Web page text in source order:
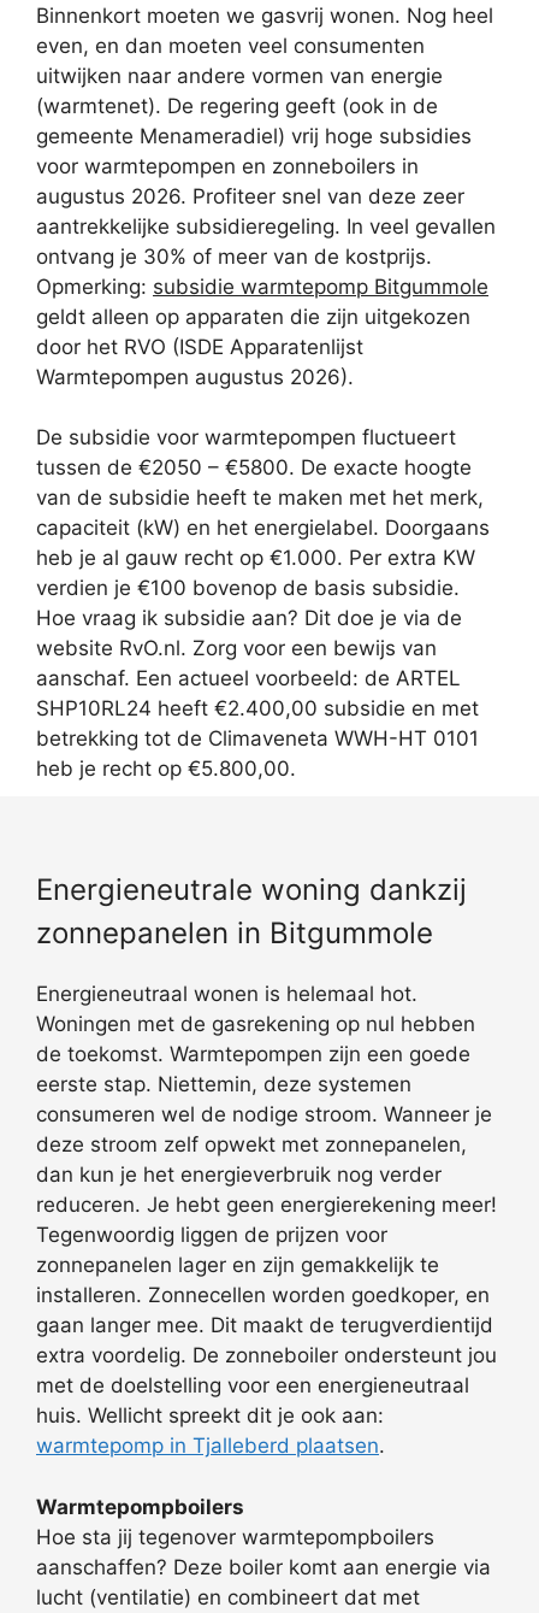
Binnenkort moeten we gasvrij wonen. Nog heel
even, en dan moeten veel consumenten
uitwijken naar andere vormen van energie
(warmtenet). De regering geeft (ook in de
gemeente Menameradiel) vrij hoge subsidies
voor warmtepompen en zonneboilers in
augustus 2026. Profiteer snel van deze zeer
aantrekkelijke subsidieregeling. In veel gevallen
ontvang je 30% of meer van de kostprijs.
Opmerking: subsidie warmtepomp Bitgummole
geldt alleen op apparaten die zijn uitgekozen
door het RVO (ISDE Apparatenlijst
Warmtepompen augustus 2026).
De subsidie voor warmtepompen fluctueert
tussen de €2050 – €5800. De exacte hoogte
van de subsidie heeft te maken met het merk,
capaciteit (kW) en het energielabel. Doorgaans
heb je al gauw recht op €1.000. Per extra KW
verdien je €100 bovenop de basis subsidie.
Hoe vraag ik subsidie aan? Dit doe je via de
website RvO.nl. Zorg voor een bewijs van
aanschaf. Een actueel voorbeeld: de ARTEL
SHP10RL24 heeft €2.400,00 subsidie en met
betrekking tot de Climaveneta WWH-HT 0101
heb je recht op €5.800,00.
Energieneutrale woning dankzij
zonnepanelen in Bitgummole
Energieneutraal wonen is helemaal hot.
Woningen met de gasrekening op nul hebben
de toekomst. Warmtepompen zijn een goede
eerste stap. Niettemin, deze systemen
consumeren wel de nodige stroom. Wanneer je
deze stroom zelf opwekt met zonnepanelen,
dan kun je het energieverbruik nog verder
reduceren. Je hebt geen energierekening meer!
Tegenwoordig liggen de prijzen voor
zonnepanelen lager en zijn gemakkelijk te
installeren. Zonnecellen worden goedkoper, en
gaan langer mee. Dit maakt de terugverdientijd
extra voordelig. De zonneboiler ondersteunt jou
met de doelstelling voor een energieneutraal
huis. Wellicht spreekt dit je ook aan:
warmtepomp in Tjalleberd plaatsen.
Warmtepompboilers
Hoe sta jij tegenover warmtepompboilers
aanschaffen? Deze boiler komt aan energie via
lucht (ventilatie) en combineert dat met